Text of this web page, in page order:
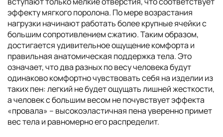
эффекту мягкого поролона. По мере возрастания
нагрузки начинают работать более крупные ячейки с
большим сопротивлением сжатию. Таким образом,
достигается удивительное ощущение комфорта и
правильная анатомическая поддержка тела. Это
означает, что два разных по весу человека будут
одинаково комфортно чувствовать себя на изделии из
таких пен: легкий не будет ощущать лишней жесткости,
а человек с большим весом не почувствует эффекта
«провала» – высокоэластичная пена уверенно примет
вес тела и равномерно его распределит.